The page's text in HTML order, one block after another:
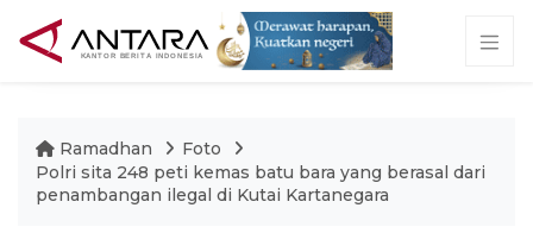
Ramadhan
Foto
Polri sita 248 peti kemas batu bara yang berasal dari
penambangan ilegal di Kutai Kartanegara